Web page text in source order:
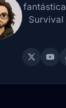
Survival